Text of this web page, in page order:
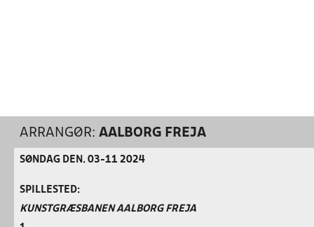
ARRANGØR: AALBORG FREJA
SØNDAG DEN. 03-11 2024
SPILLESTED:
KUNSTGRÆSBANEN AALBORG FREJA